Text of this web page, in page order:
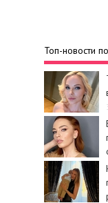
Топ-новости